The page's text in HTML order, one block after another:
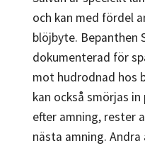
och kan med fördel
blöjbyte. Bepanthen
dokumenterad för
mot hudrodnad hos
kan också smörjas
efter amning, rester
nästa amning.